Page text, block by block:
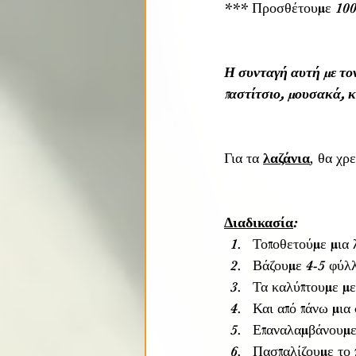
*** Προσθέτουμε
Η συνταγή αυτή με
παστίτσιο, μουσακά,
Για τα λαζάνια, θα
Διαδικασία:
Τοποθετούμε
Βάζουμε 4-5
Τα καλύπτουμε
Και από πάνω
Πασπαλίζουμε